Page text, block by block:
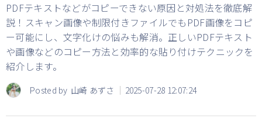
PDFテキストなどがコピーできない原因と対処法を徹底解
説！スキャン画像や制限付きファイルでもPDF画像をコピ
ー可能にし、文字化けの悩みも解消。正しいPDFテキスト
や画像などのコピー方法と効率的な貼り付けテクニックを
紹介します。
Posted by 山崎 あずさ 2025-07-28 12:07:24